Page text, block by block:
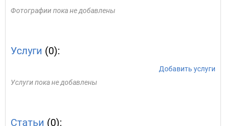
Фотографии пока не добавлены
Услуги (0):
Добавить услуги
Услуги пока не добавлены
Статьи (0):